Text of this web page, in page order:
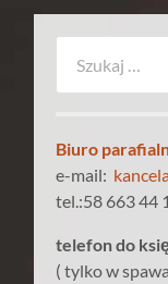
Biuro
e-mail:
tel.:58 663 44
telefon do
( tylko w